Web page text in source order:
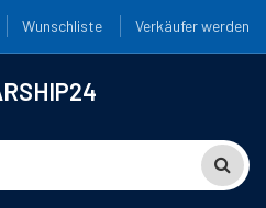
Wunschliste Verkäufer werden